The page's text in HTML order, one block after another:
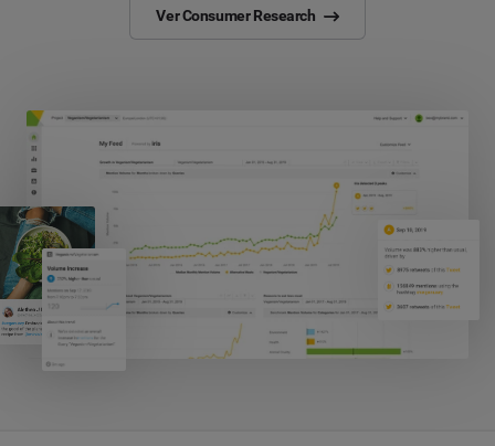
Ver Consumer Research